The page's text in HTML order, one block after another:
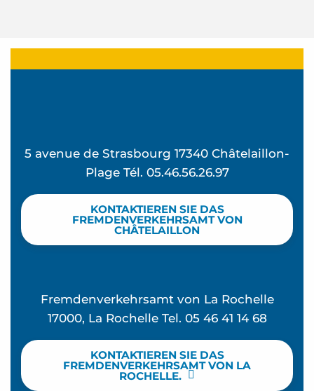
5 avenue de Strasbourg 17340 Châtelaillon-
Plage Tél. 05.46.56.26.97
KONTAKTIEREN SIE DAS
FREMDENVERKEHRSAMT VON
CHÂTELAILLON
Fremdenverkehrsamt von La Rochelle
17000, La Rochelle Tel. 05 46 41 14 68
KONTAKTIEREN SIE DAS
FREMDENVERKEHRSAMT VON LA
ROCHELLE.